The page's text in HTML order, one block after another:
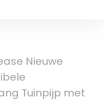
Nieuwe
Tuinpijp met